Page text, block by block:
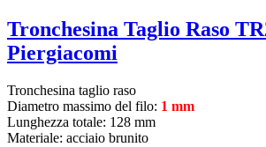
Tronchesina Taglio Raso
Piergiacomi
Tronchesina taglio raso
Diametro massimo del filo: 1 mm
Lunghezza totale: 128 mm
Materiale: acciaio brunito